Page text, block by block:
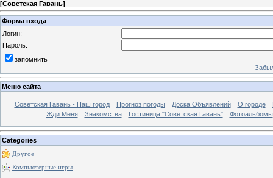
[Советская Гавань]
Форма входа
Логин:
Пароль:
запомнить
Меню сайта
Советская Гавань - Наш город Прогноз погоды Доска Объявлений О городе
Жди Меня
Знакомства Гостиница "Советская Гавань" Фотоальбомы
Categories
Другое
Компьютерные игры